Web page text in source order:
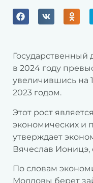
Государственный
в 2024 году
увеличившись на
2023 годом.
Этот рост
экономических и
утверждает
Вячеслав Ионицэ,
По словам
Молдовы берет